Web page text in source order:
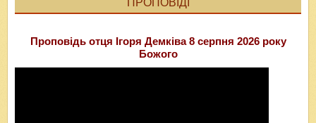
Проповідь отця Ігоря Демківа 8 серпня 2026 року
Божого